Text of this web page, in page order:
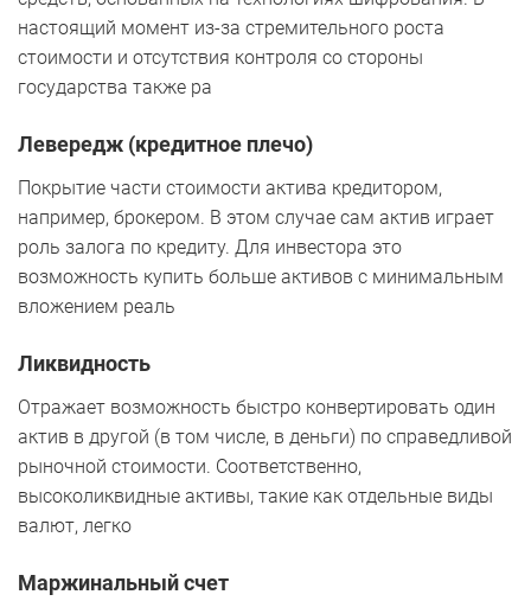
настоящий момент из-за стремительного роста
стоимости и отсутствия контроля со стороны
государства также ра
Левередж (кредитное плечо)
Покрытие части стоимости актива кредитором,
например, брокером. В этом случае сам актив играет
роль залога по кредиту. Для инвестора это
возможность купить больше активов с минимальным
вложением реаль
Ликвидность
Отражает возможность быстро конвертировать один
актив в другой (в том числе, в деньги) по справедливой
рыночной стоимости. Соответственно,
высоколиквидные активы, такие как отдельные виды
валют, легко
Маржинальный счет